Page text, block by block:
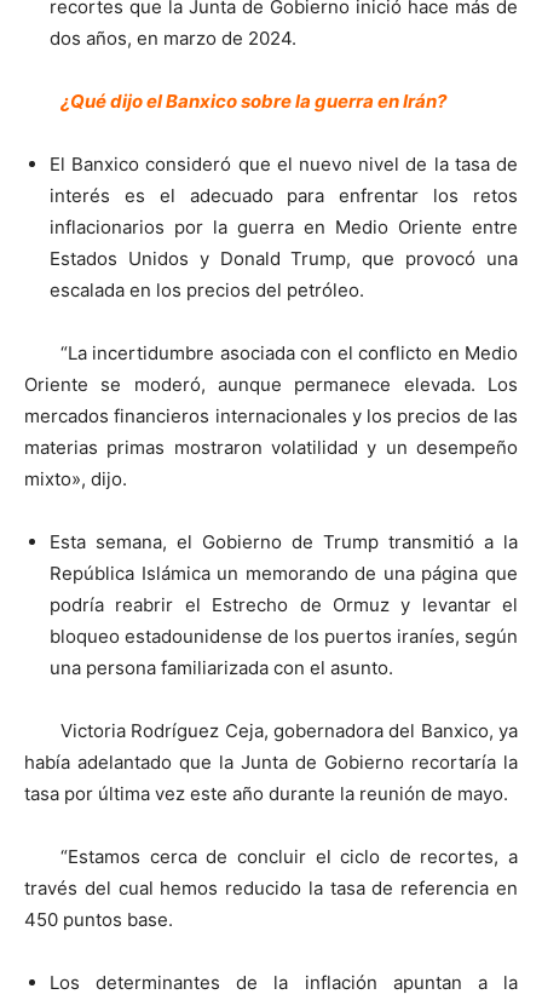
recortes que la Junta de Gobierno inició hace más de
dos años, en marzo de 2024.
¿Qué dijo el Banxico sobre la guerra en Irán?
El Banxico consideró que el nuevo nivel de la tasa de
interés es el adecuado para enfrentar los retos
inflacionarios por la guerra en Medio Oriente entre
Estados Unidos y Donald Trump, que provocó una
escalada en los precios del petróleo.
“La incertidumbre asociada con el conflicto en Medio
Oriente se moderó, aunque permanece elevada. Los
mercados financieros internacionales y los precios de las
materias primas mostraron volatilidad y un desempeño
mixto», dijo.
Esta semana, el Gobierno de Trump transmitió a la
República Islámica un memorando de una página que
podría reabrir el Estrecho de Ormuz y levantar el
bloqueo estadounidense de los puertos iraníes, según
una persona familiarizada con el asunto.
Victoria Rodríguez Ceja, gobernadora del Banxico, ya
había adelantado que la Junta de Gobierno recortaría la
tasa por última vez este año durante la reunión de mayo.
“Estamos cerca de concluir el ciclo de recortes, a
través del cual hemos reducido la tasa de referencia en
450 puntos base.
Los determinantes de la inflación apuntan a la